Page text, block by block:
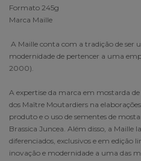
Formato 245g
Marca Maille
A Maille conta com a tradição de ser
modernidade de pertencer a uma
2000).
A expertise da marca em mostarda
dos Maître Moutardiers na
produto e o uso de sementes de
Brassica Juncea. Além disso, a Maille
diferenciados, exclusivos e em
inovação e modernidade a uma das